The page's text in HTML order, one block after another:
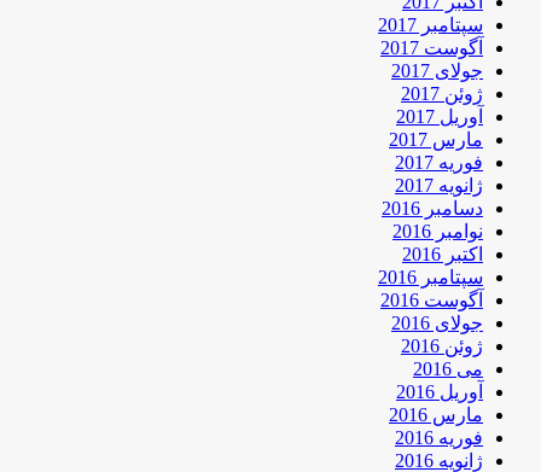
سپتامبر 2017
آگوست 2017
جولای 2017
ژوئن 2017
آوریل 2017
مارس 2017
فوریه 2017
ژانویه 2017
دسامبر 2016
نوامبر 2016
اکتبر 2016
سپتامبر 2016
آگوست 2016
جولای 2016
ژوئن 2016
می 2016
آوریل 2016
مارس 2016
فوریه 2016
ژانویه 2016